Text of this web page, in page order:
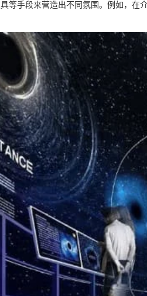
等手段来营造出不同氛围。例如，